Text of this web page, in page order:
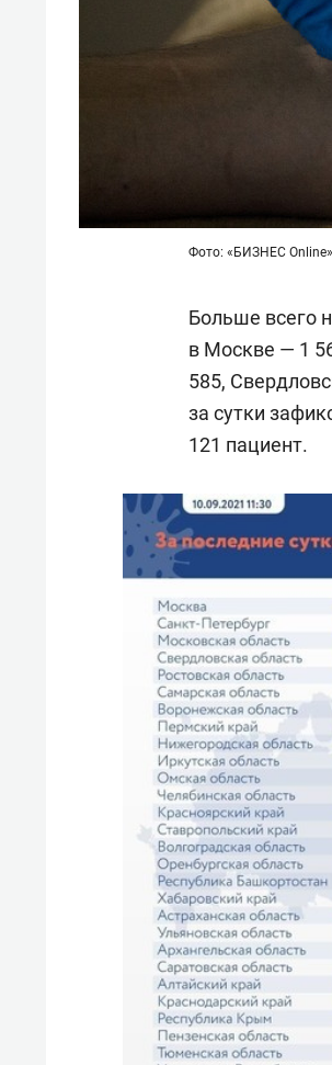
Фото: «БИЗНЕС Online»
Больше всего
в Москве — 1
585,
за сутки
121 пациент.